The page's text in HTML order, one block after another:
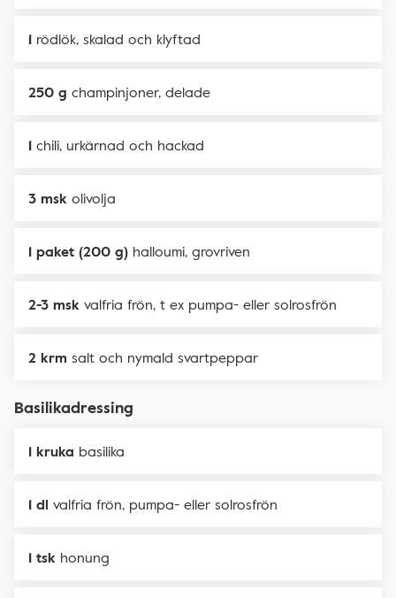
1 rödlök, skalad och klyftad
250 g champinjoner, delade
1 chili, urkärnad och hackad
3 msk olivolja
1 paket (200 g) halloumi, grovriven
2-3 msk valfria frön, t ex pumpa- eller solrosfrön
2 krm salt och nymald svartpeppar
Basilikadressing
1 kruka basilika
1 dl valfria frön, pumpa- eller solrosfrön
1 tsk honung